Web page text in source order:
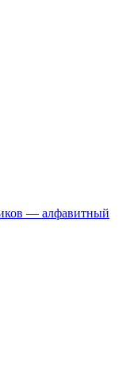
— алфавитный